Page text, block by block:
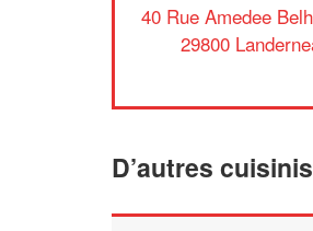
40 Rue Amedee
29800
D’autres